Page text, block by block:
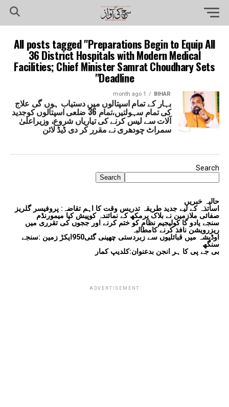
All posts tagged "Preparations Begin to Equip All
36 District Hospitals with Modern Medical
Facilities; Chief Minister Samrat Choudhary Sets
Deadline"
BIHAR
1 month ago
بہار کے تمام اسپتالوں میں دستیاب ہوں گی علاج
کی تمام سہولتیں،تمام 36 ضلعی اسپتالوں کوجدید
آلات سے لیس کرنے کی تیاریاں شروع، وزیراعلیٰ
سمراٹ چودھری نے مقرر کر دی ڈیڈ لائن
Search
Search
حالیہ خبریں
اساتذہ کے لیے جدید طریقہ تدریس وقت کا اہم تقاضہ: پروفیسر گلریز
صفائی ملازمین نے بلاک پرمکھ کے نمائندہ کوپیش کیا میمورنڈم
سنجے یادو کا کولیجیم نظام کو ختم کرنے اور ججوں کی تقرری میں
ریزرویشن نافذ کرنے کامطالبہ
اوڈیشہ میں قبائلیوں سے زبردستی چھینی گئی950ایکڑ زمین :سنجے
سنگھ
بی جے پی کا ہر انجن بدعنوان:کلدیپ کمار
ADVERTISEMENT